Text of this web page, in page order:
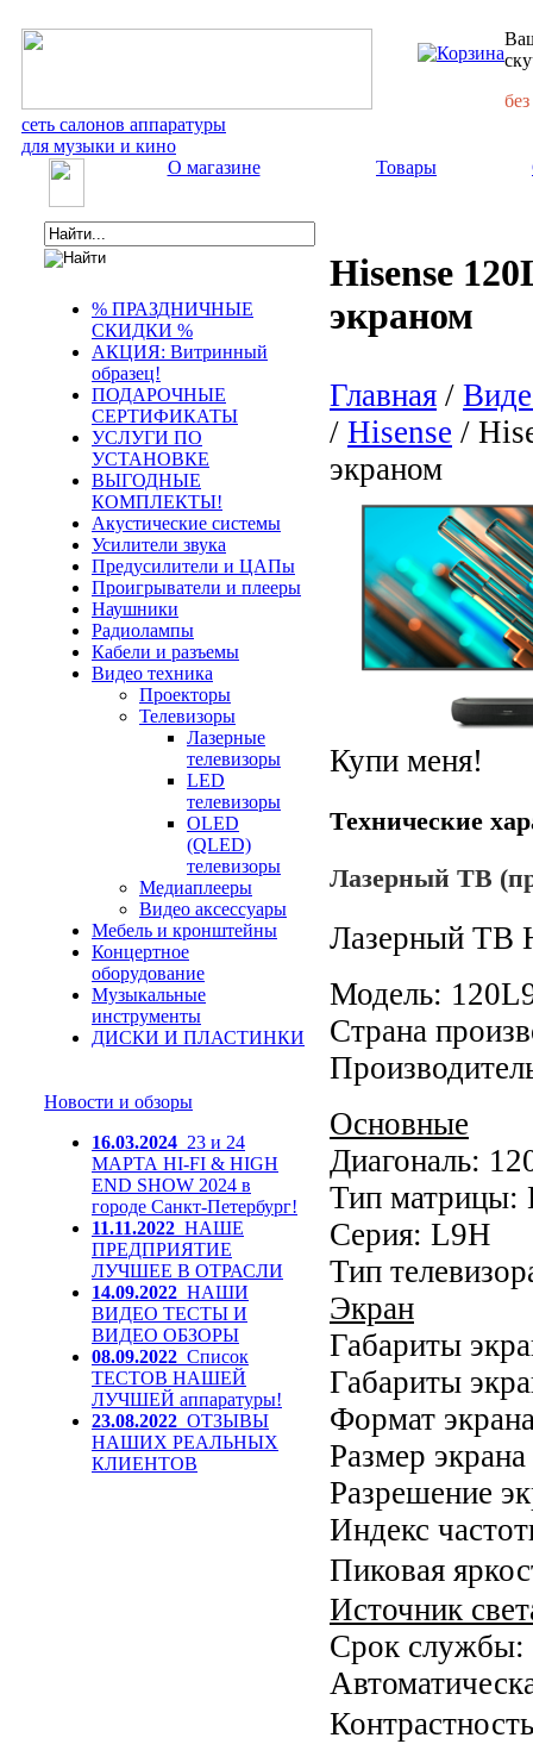
сеть салонов аппаратуры
для музыки и кино
О магазине Товары
% ПРАЗДНИЧНЫЕ
СКИДКИ %
АКЦИЯ: Витринный
образец!
ПОДАРОЧНЫЕ
СЕРТИФИКАТЫ
УСЛУГИ ПО
УСТАНОВКЕ
ВЫГОДНЫЕ
КОМПЛЕКТЫ!
Акустические системы
Усилители звука
Предусилители и ЦАПы
Проигрыватели и плееры
Наушники
Радиолампы
Кабели и разъемы
Видео техника
Проекторы
Телевизоры
Лазерные
телевизоры
LED
телевизоры
OLED
(QLED)
телевизоры
Медиаплееры
Видео аксессуары
Мебель и кронштейны
Концертное
оборудование
Музыкальные
инструменты
ДИСКИ И ПЛАСТИНКИ
Новости и обзоры
16.03.2024 23 и 24
МАРТА HI-FI & HIGH
END SHOW 2024 в
городе Санкт-Петербург!
11.11.2022 НАШЕ
ПРЕДПРИЯТИЕ
ЛУЧШЕЕ В ОТРАСЛИ
14.09.2022 НАШИ
ВИДЕО ТЕСТЫ И
ВИДЕО ОБЗОРЫ
08.09.2022 Список
ТЕСТОВ НАШЕЙ
ЛУЧШЕЙ аппаратуры!
23.08.2022 ОТЗЫВЫ
НАШИХ РЕАЛЬНЫХ
КЛИЕНТОВ
Hisense
экраном
Главная /
/ Hisense /
экраном
Купи меня!
Технические
Лазерный ТВ
Лазерный ТВ
Модель:
Страна
Основные
Диагональ:
Тип матрицы:
Серия: L9H
Тип
Экран
Габариты
Габариты
Формат
Размер
Разрешение
Индекс
Пиковая
Источник
Срок службы: